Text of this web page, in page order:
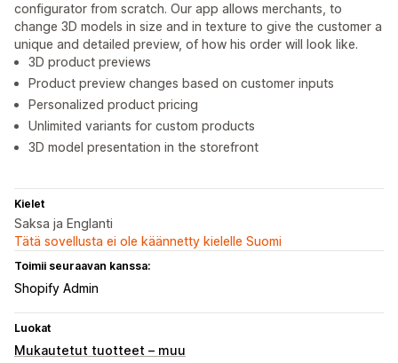
configurator from scratch. Our app allows merchants, to
change 3D models in size and in texture to give the customer a
unique and detailed preview, of how his order will look like.
3D product previews
Product preview changes based on customer inputs
Personalized product pricing
Unlimited variants for custom products
3D model presentation in the storefront
Kielet
Saksa ja Englanti
Tätä sovellusta ei ole käännetty kielelle Suomi
Toimii seuraavan kanssa:
Shopify Admin
Luokat
Mukautetut tuotteet – muu